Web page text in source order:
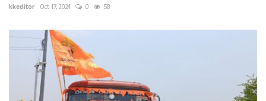
kkeditor Oct 17, 2024 0 58